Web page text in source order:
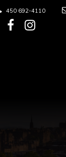
450 692-4110